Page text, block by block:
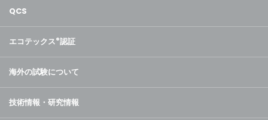
QCS
エコテックス®認証
海外の試験について
技術情報・研究情報